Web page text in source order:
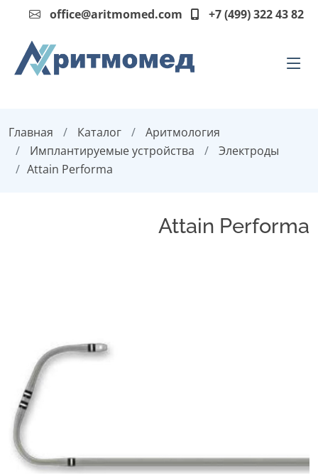
office@aritmomed.com +7 (499) 322 43 82
Главная Каталог
Аритмология
Имплантируемые устройства
Электроды
Attain Performa
Attain Performa